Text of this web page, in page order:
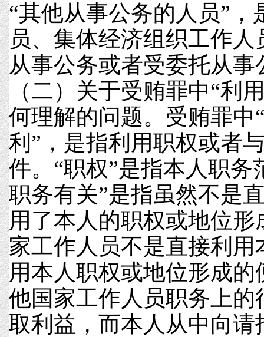
“其他从事公务的人员”，
员、集体经济组织工作
从事公务或者受委托从事
（二）关于受贿罪中“利
何理解的问题。受贿罪中
利”，是指利用职权或者
件。“职权”是指本人职务
职务有关”是指虽然不是
用了本人的职权或地位
家工作人员不是直接利
用本人职权或地位形成
他国家工作人员职务上的
取利益，而本人从中向请